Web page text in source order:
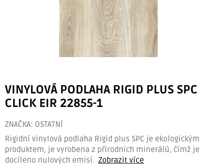
ZNAČKA: OSTATNÍ
VINYLOVÁ PODLAHA RIGID PLUS SPC
CLICK EIR 22855-1
Rigidní vinylová podlaha Rigid plus SPC je ekologickým
produktem, je vyrobena z přírodních minerálů, čímž je
docíleno nulových emisí. Zobrazit více